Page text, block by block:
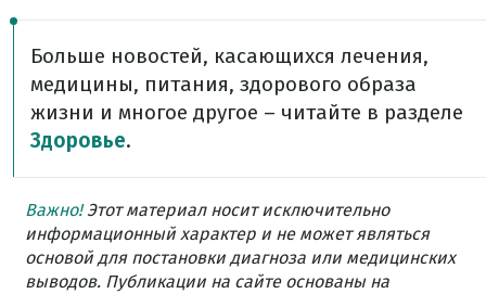
Больше новостей, касающихся лечения,
медицины, питания, здорового образа
жизни и многое другое – читайте в разделе
Здоровье.
Важно!Этот материал носит исключительно
информационный характер и не может являться
основой для постановки диагноза или медицинских
выводов. Публикации на сайте основаны на